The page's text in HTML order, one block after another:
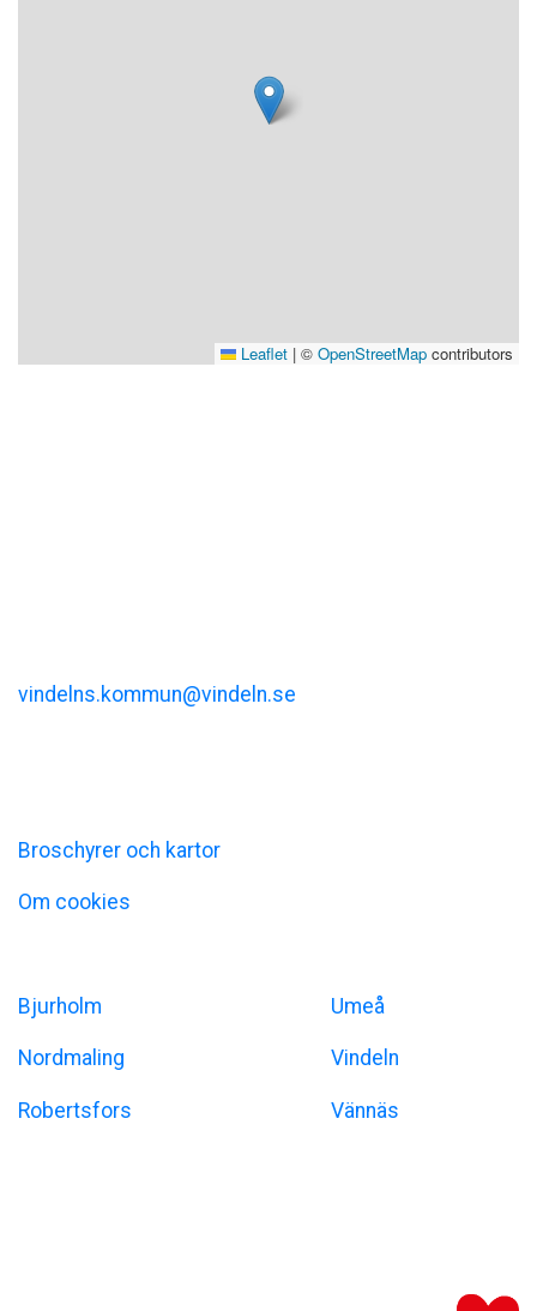
Leaflet | © OpenStreetMap contributors
vindelns.kommun@vindeln.se
Broschyrer och kartor
Om cookies
Bjurholm
Nordmaling
Robertsfors
Umeå
Vindeln
Vännäs